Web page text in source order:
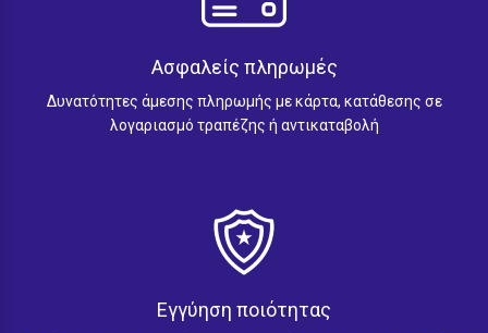
Ασφαλείς πληρωμές
Δυνατότητες άμεσης πληρωμής με κάρτα, κατάθεσης σε
λογαριασμό τραπέζης ή αντικαταβολή
Εγγύηση ποιότητας